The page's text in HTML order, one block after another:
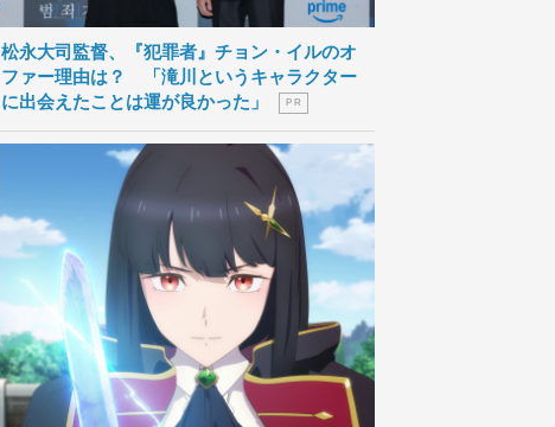
松永大司監督、『犯罪者』チョン・イルのオ
ファー理由は？ 「滝川というキャラクター
に出会えたことは運が良かった」
P R